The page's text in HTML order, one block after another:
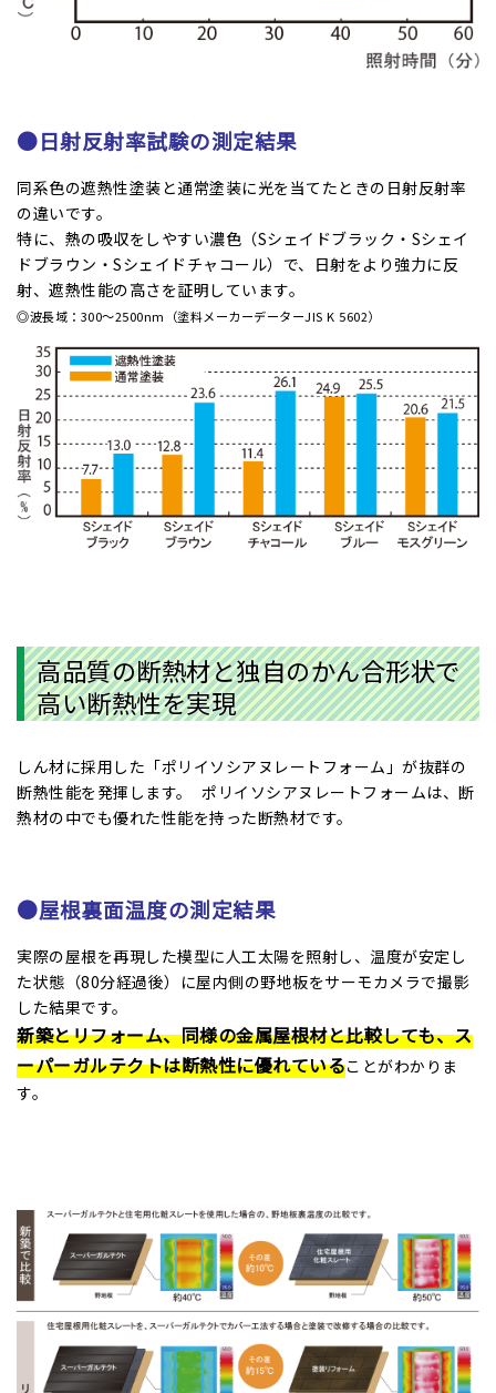
●日射反射率試験の測定結果
同系色の遮熱性塗装と通常塗装に光を当てたときの日射反射率
の違いです。
特に、熱の吸収をしやすい濃色（Sシェイドブラック・Sシェイ
ドブラウン・Sシェイドチャコール）で、日射をより強力に反
射、遮熱性能の高さを証明しています。
◎波長域：300〜2500nm（塗料メーカーデーターJIS K 5602）
高品質の断熱材と独自のかん合形状で
高い断熱性を実現
しん材に採用した「ポリイソシアヌレートフォーム」が抜群の
断熱性能を発揮します。 ポリイソシアヌレートフォームは、断
熱材の中でも優れた性能を持った断熱材です。
●屋根裏面温度の測定結果
実際の屋根を再現した模型に人工太陽を照射し、温度が安定し
た状態（80分経過後）に屋内側の野地板をサーモカメラで撮影
した結果です。
新築とリフォーム、同様の金属屋根材と比較しても、ス
ーパーガルテクトは断熱性に優れていることがわかりま
す。